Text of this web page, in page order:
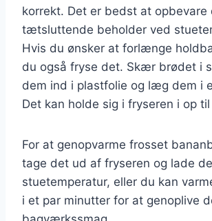
korrekt. Det er bedst at opbevare
tætsluttende beholder ved
Hvis du ønsker at forlænge
du også fryse det. Skær brødet i
dem ind i plastfolie og læg dem i
Det kan holde sig i fryseren i op
For at genopvarme frosset
tage det ud af fryseren og lade
stuetemperatur, eller du kan
i et par minutter for at genoplive